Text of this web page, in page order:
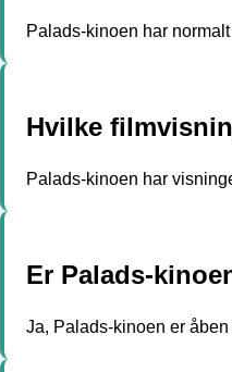
Palads-kinoen har
Hvilke
Palads-kinoen har
Er Palads-
Ja, Palads-kinoen er